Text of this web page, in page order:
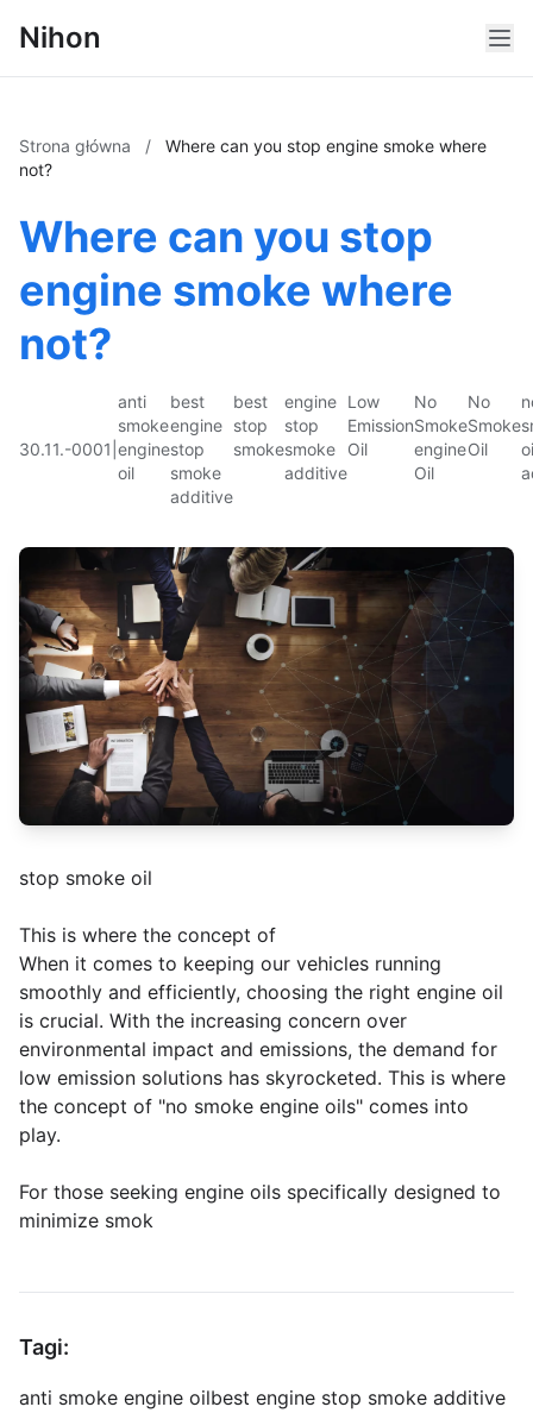
Nihon
Strona główna /
Where can you stop engine smoke where
not?
Where can you stop
engine smoke where
not?
30.11.-0001
anti
smoke
engine
oil
best
engine
stop
smoke
additive
best
stop
smoke
engine
stop
smoke
additive
Low
Emission
Oil
No
Smoke
engine
Oil
No
Smoke
Oil
stop smoke oil
This is where the concept of
When it comes to keeping our vehicles running
smoothly and efficiently, choosing the right engine oil
is crucial. With the increasing concern over
environmental impact and emissions, the demand for
low emission solutions has skyrocketed. This is where
the concept of "no smoke engine oils" comes into
play.
For those seeking engine oils specifically designed to
minimize smok
Tagi:
anti smoke engine oilbest engine stop smoke additive